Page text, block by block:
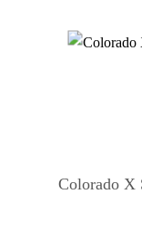
Colorado X